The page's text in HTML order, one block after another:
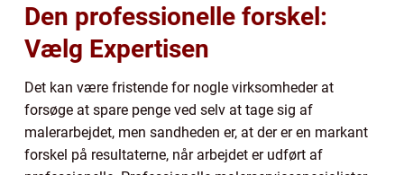
Den professionelle forskel:
Vælg Expertisen
Det kan være fristende for nogle virksomheder at
forsøge at spare penge ved selv at tage sig af
malerarbejdet, men sandheden er, at der er en markant
forskel på resultaterne, når arbejdet er udført af